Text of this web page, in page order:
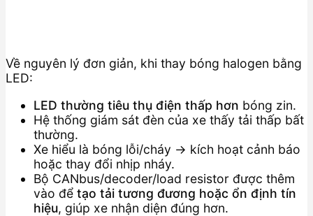
Về nguyên lý đơn giản, khi thay bóng halogen bằng
LED:
LED thường tiêu thụ điện thấp hơn bóng zin.
Hệ thống giám sát đèn của xe thấy tải thấp bất
thường.
Xe hiểu là bóng lỗi/cháy → kích hoạt cảnh báo
hoặc thay đổi nhịp nháy.
Bộ CANbus/decoder/load resistor được thêm
vào để tạo tải tương đương hoặc ổn định tín
hiệu, giúp xe nhận diện đúng hơn.